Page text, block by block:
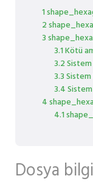
1
2
3
3.1 Kötü
3.2
3.3
3.4
4
4.1
Dosya